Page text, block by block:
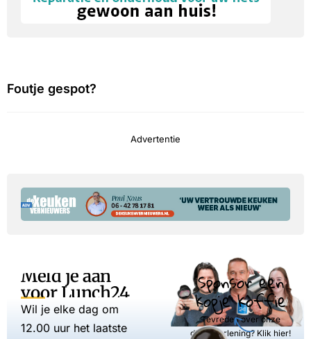
Foutje gespot?
Advertentie
Meld je aan
voor Lunch24
Wil je elke dag om
12.00 uur het laatste
Sponsor een
kopje koffie
Tevreden over onze
dienstverlening? Klik hier!